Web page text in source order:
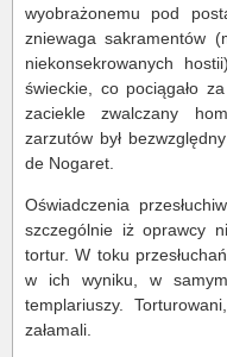
wyobrażonemu pod
zniewaga sakramentów
niekonsekrowanych
świeckie, co pociągało
zaciekle zwalczany
zarzutów był
de Nogaret.
Oświadczenia
szczególnie iż oprawcy
tortur. W toku
w ich wyniku, w
templariuszy.
załamali.